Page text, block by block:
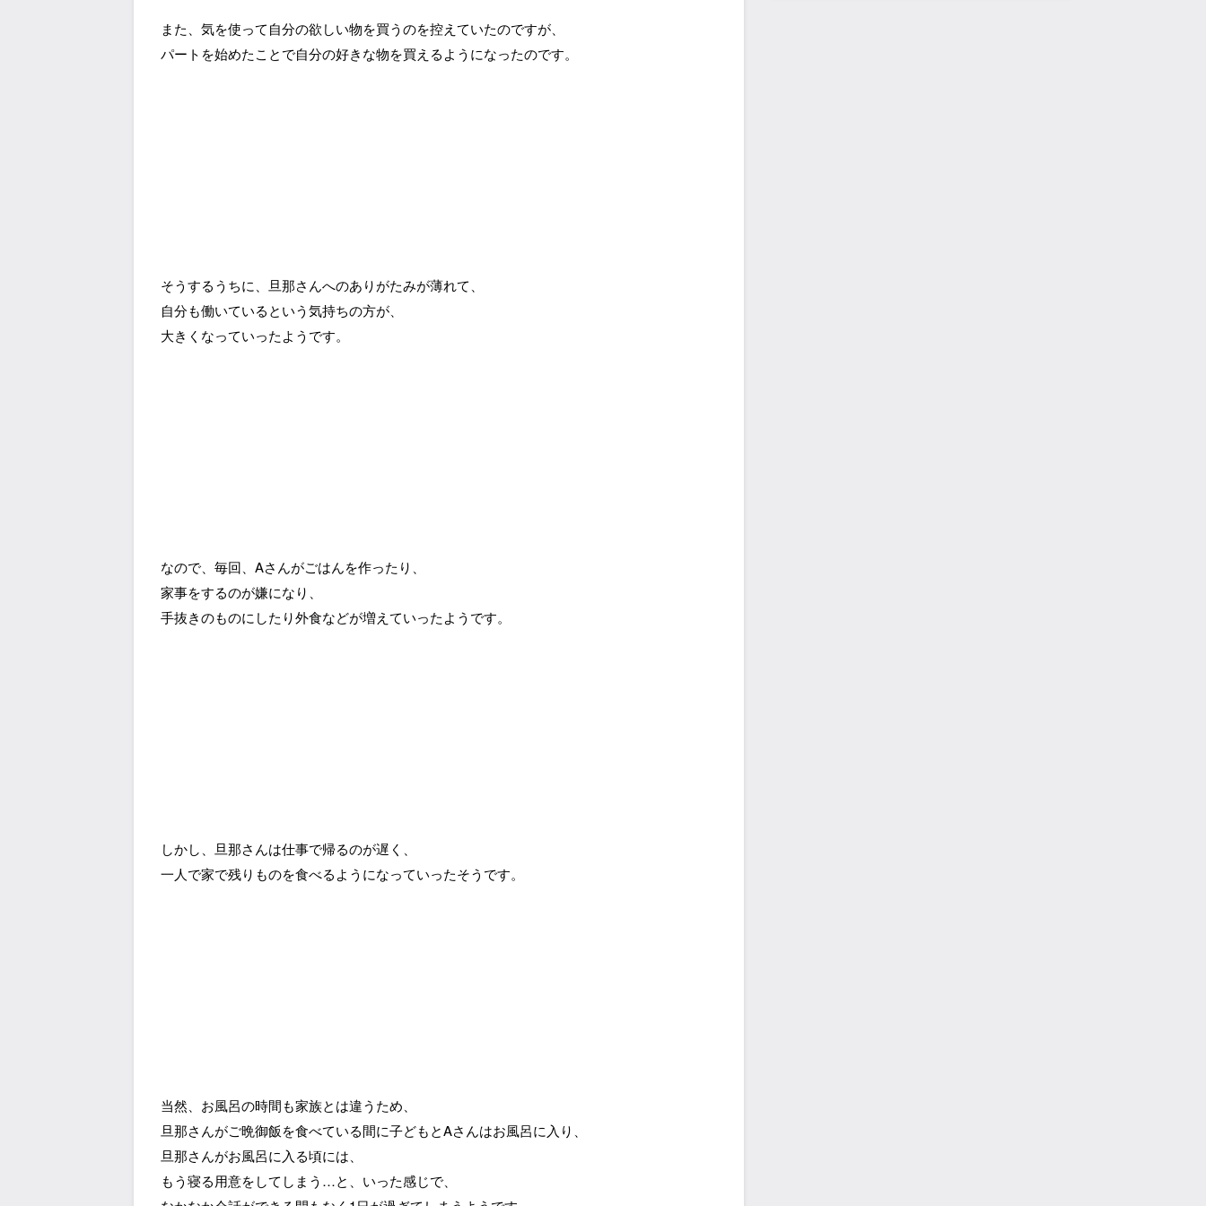
また、気を使って自分の欲しい物を買うのを控えていたのですが、
パートを始めたことで自分の好きな物を買えるようになったのです。
そうするうちに、旦那さんへのありがたみが薄れて、
自分も働いているという気持ちの方が、
大きくなっていったようです。
なので、毎回、Aさんがごはんを作ったり、
家事をするのが嫌になり、
手抜きのものにしたり外食などが増えていったようです。
しかし、旦那さんは仕事で帰るのが遅く、
一人で家で残りものを食べるようになっていったそうです。
当然、お風呂の時間も家族とは違うため、
旦那さんがご晩御飯を食べている間に子どもとAさんはお風呂に入り、
旦那さんがお風呂に入る頃には、
もう寝る用意をしてしまう…と、いった感じで、